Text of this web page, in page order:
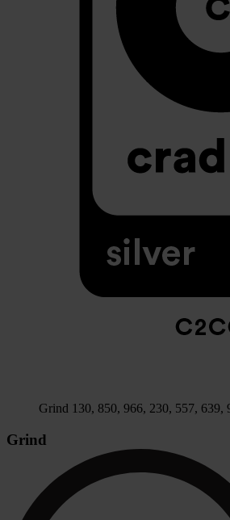
Grind 130, 850, 966, 230, 557, 639,
Grind